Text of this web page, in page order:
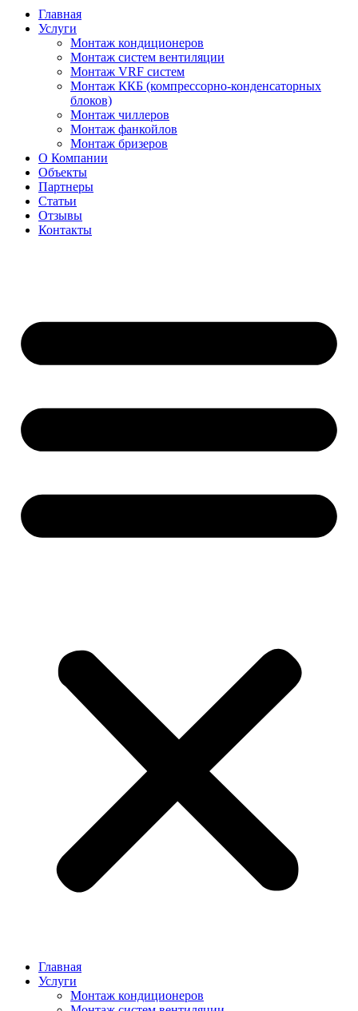
Главная
Услуги
Монтаж кондиционеров
Монтаж cистем вентиляции
Монтаж VRF систем
Монтаж ККБ (компрессорно-конденсаторных
блоков)
Монтаж чиллеров
Монтаж фанкойлов
Монтаж бризеров
О Компании
Объекты
Партнеры
Статьи
Отзывы
Контакты
Главная
Услуги
Монтаж кондиционеров